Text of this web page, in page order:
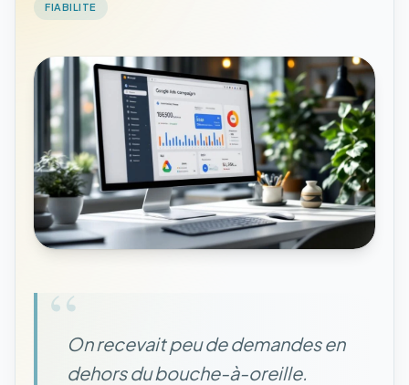
FIABILITE
“On recevait peu de demandes en
dehors du bouche-à-oreille.